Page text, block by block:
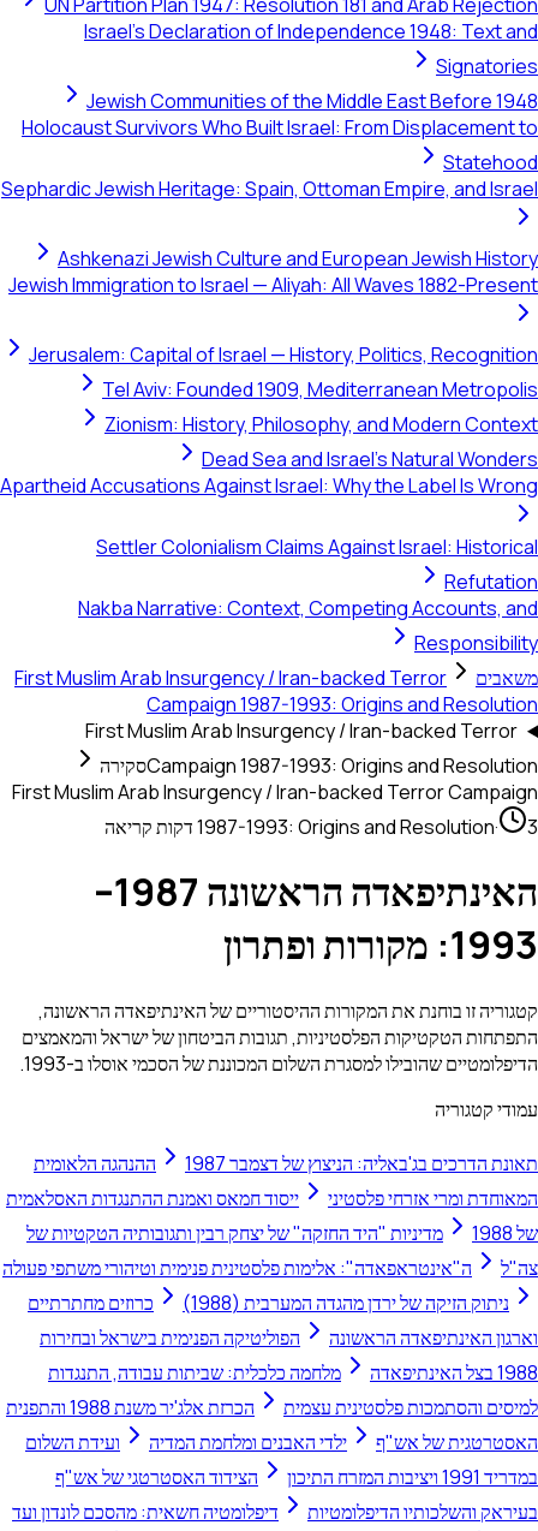
Israel's Declaration of Independence 1948: Text and
Signatories
Jewish Communities of the Middle East Before 1948
Holocaust Survivors Who Built Israel: From Displacement to
Statehood
Sephardic Jewish Heritage: Spain, Ottoman Empire, and Israel
Ashkenazi Jewish Culture and European Jewish History
Jewish Immigration to Israel — Aliyah: All Waves 1882-Present
Jerusalem: Capital of Israel — History, Politics, Recognition
Tel Aviv: Founded 1909, Mediterranean Metropolis
Zionism: History, Philosophy, and Modern Context
Dead Sea and Israel's Natural Wonders
Apartheid Accusations Against Israel: Why the Label Is Wrong
Settler Colonialism Claims Against Israel: Historical
Refutation
Nakba Narrative: Context, Competing Accounts, and
Responsibility
משאבים
First Muslim Arab Insurgency / Iran-backed Terror
Campaign 1987-1993: Origins and Resolution
First Muslim Arab Insurgency / Iran-backed Terror
Campaign 1987-1993: Origins and Resolutionסקירה
First Muslim Arab Insurgency / Iran-backed Terror Campaign
1987-1993: Origins and Resolution· 3 דקות קריאה
האינתיפאדה הראשונה 1987–
1993: מקורות ופתרון
קטגוריה זו בוחנת את המקורות ההיסטוריים של האינתיפאדה הראשונה,
התפתחות הטקטיקות הפלסטיניות, תגובות הביטחון של ישראל והמאמצים
הדיפלומטיים שהובילו למסגרת השלום המכוננת של הסכמי אוסלו ב-1993.
עמודי קטגוריה
תאונת הדרכים בג'באליה: הניצוץ של דצמבר 1987
ההנהגה הלאומית
המאוחדת ומרי אזרחי פלסטיני
ייסוד חמאס ואמנת ההתנגדות האסלאמית
של 1988
מדיניות "היד החזקה" של יצחק רבין ותגובותיה הטקטיות של
צה"ל
ה"אינטראפאדה": אלימות פלסטינית פנימית וטיהורי משתפי פעולה
ניתוק הזיקה של ירדן מהגדה המערבית (1988)
כרוזים מחתרתיים
וארגון האינתיפאדה הראשונה
הפוליטיקה הפנימית בישראל ובחירות
1988 בצל האינתיפאדה
מלחמה כלכלית: שביתות עבודה, התנגדות
למיסים והסתמכות פלסטינית עצמית
הכרזת אלג'יר משנת 1988 והתפנית
האסטרטגית של אש"ף
ילדי האבנים ומלחמת המדיה
ועידת השלום
במדריד 1991 ויציבות המזרח התיכון
הצידוד האסטרטגי של אש"ף
בעיראק והשלכותיו הדיפלומטיות
דיפלומטיה חשאית: מהסכם לונדון ועד